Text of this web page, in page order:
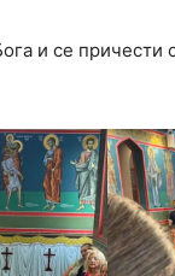
и се причести